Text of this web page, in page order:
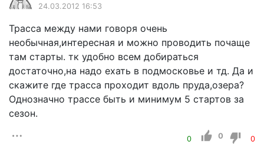
24.03.2012 16:53
Трасса между нами говоря очень
необычная,интересная и можно проводить почаще
там старты. тк удобно всем добираться
достаточно,на надо ехать в подмосковье и тд. Да и
скажите где трасса проходит вдоль пруда,озера?
Однозначно трассе быть и минимум 5 стартов за
сезон.
0 0 0